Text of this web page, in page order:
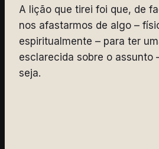
A lição que tirei foi que, de
nos afastarmos de algo –
espiritualmente – para ter
esclarecida sobre o assunto
seja.